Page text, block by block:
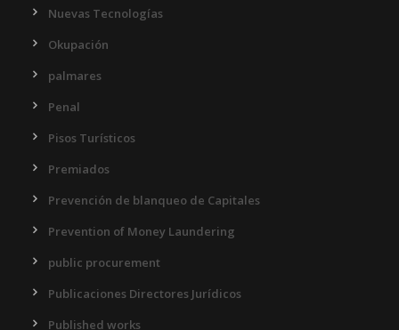
Nuevas Tecnologías
Okupación
palmares
Penal
Pisos Turísticos
Premiados
Prevención de blanqueo de Capitales
Prevention of Money Laundering
public procurement
Publicaciones Directores Jurídicos
Published works